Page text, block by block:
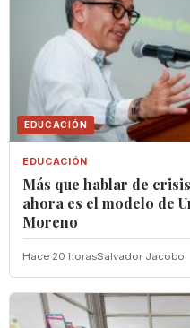
EDUCACIÓN
EDUCACIÓN
Más que hablar de
ahora es el modelo de
Moreno
Hace 20 horasSalvador Jacobo